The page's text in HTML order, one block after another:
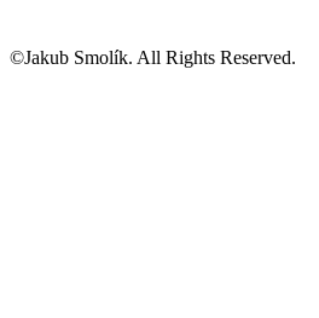
©Jakub Smolík. All Rights Reserved.